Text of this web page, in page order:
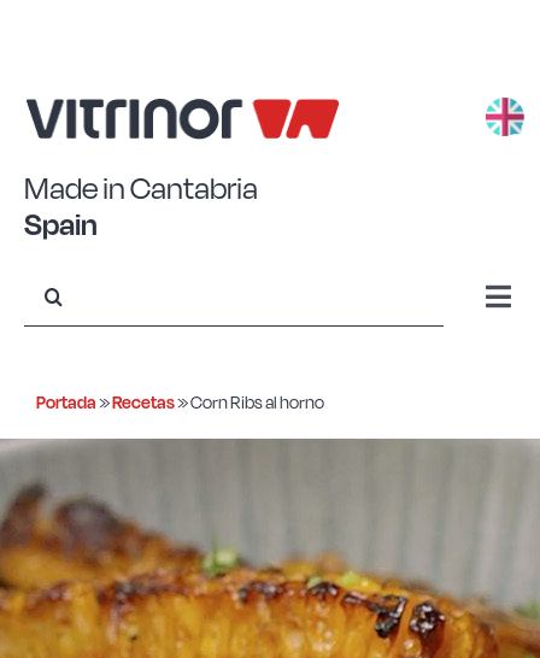
Made in Cantabria
Spain
Aluminio forjado
Acero Eco+
Acero forjado
Portada»Recetas»Corn Ribs al horno